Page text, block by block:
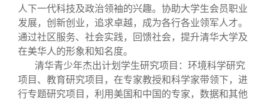
人下一代科技及政治领袖的兴趣。协助大学生会员职业
发展，创新创业，追求卓越，成为各行各业领军人才。
通过社区服务、社会实践，回馈社会，提升清华大学及
在美华人的形象和知名度。
清华青少年杰出计划学生研究项目：环境科学研究
项目、教育研究项目，在专家教授和科学家带领下，进
行专题研究项目，利用美国和中国的专家，数据和其他